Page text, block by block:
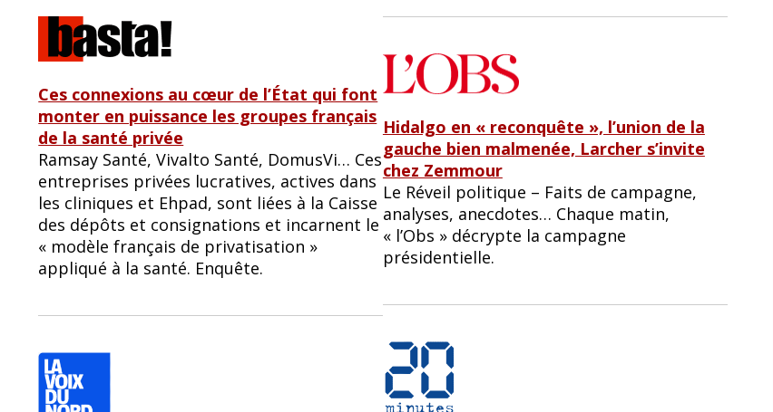
Ces connexions au cœur de l’État qui font
monter en puissance les groupes français
de la santé privée
Ramsay Santé, Vivalto Santé, DomusVi… Ces
entreprises privées lucratives, actives dans
les cliniques et Ehpad, sont liées à la Caisse
des dépôts et consignations et incarnent le
« modèle français de privatisation »
appliqué à la santé. Enquête.
Hidalgo en « reconquête », l’union de la
gauche bien malmenée, Larcher s’invite
chez Zemmour
Le Réveil politique – Faits de campagne,
analyses, anecdotes… Chaque matin,
« l’Obs » décrypte la campagne
présidentielle.